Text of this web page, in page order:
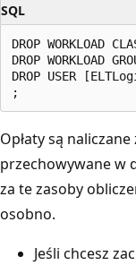
SQL
DROP WORKLOAD
DROP WORKLOAD
DROP USER
Opłaty są
przechowywane w
za te zasoby
osobno.
Jeśli chcesz